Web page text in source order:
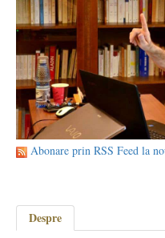
Abonare prin RSS Feed la
Despre